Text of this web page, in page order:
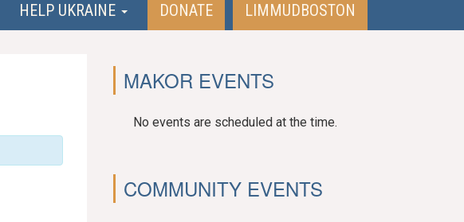
HELP UKRAINE DONATE LIMMUDBOSTON
MAKOR EVENTS
No events are scheduled at the time.
COMMUNITY EVENTS